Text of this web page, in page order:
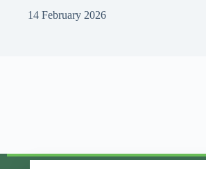
14 February 2026